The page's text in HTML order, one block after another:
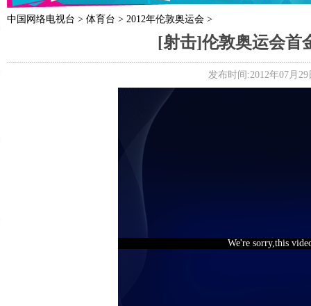
中国网络电视台 > 体育台 > 2012年伦敦奥运会 >
[射击]伦敦奥运会首
发布时间:2012年07月
We're sorry,this